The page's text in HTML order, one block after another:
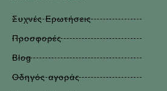
Συχνές Ερωτήσεις
Προσφορές
Blog
Οδηγός αγοράς